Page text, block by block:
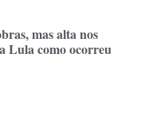
mas alta nos
Lula como ocorreu